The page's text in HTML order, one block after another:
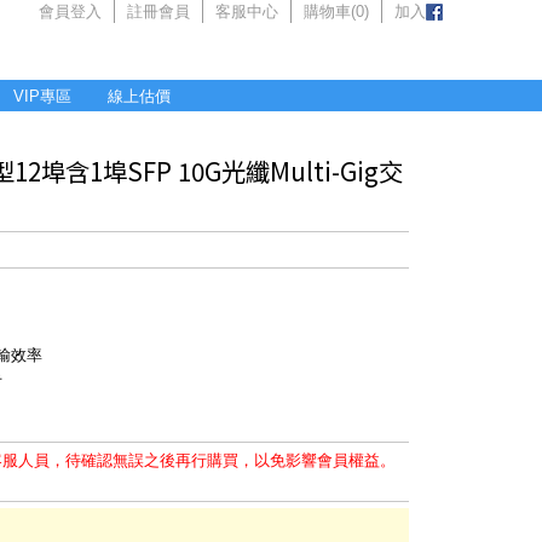
會員登入 註冊會員 客服中心 購物車(0) 加入
VIP專區 線上估價
12埠含1埠SFP 10G光纖Multi-Gig交
效率
員，待確認無誤之後再行購買，以免影響會員權益。